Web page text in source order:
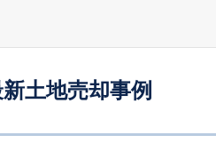
土地売却事例